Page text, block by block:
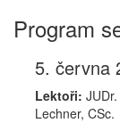
Program
5. června
Lektoři:
Lechner, CSc.